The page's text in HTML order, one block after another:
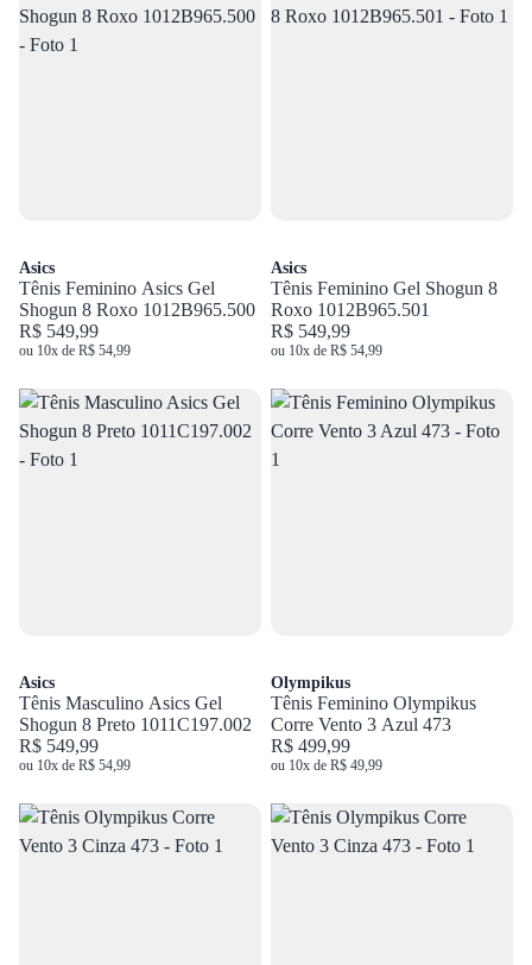
Asics
Tênis Feminino Asics Gel
Shogun 8 Roxo 1012B965.500
R$ 549,99
ou 10x de R$ 54,99
Asics
Tênis Feminino Gel Shogun 8
Roxo 1012B965.501
R$ 549,99
ou 10x de R$ 54,99
Asics
Tênis Masculino Asics Gel
Shogun 8 Preto 1011C197.002
R$ 549,99
ou 10x de R$ 54,99
Olympikus
Tênis Feminino Olympikus
Corre Vento 3 Azul 473
R$ 499,99
ou 10x de R$ 49,99